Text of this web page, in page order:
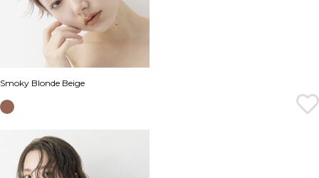
Smoky Blonde Beige